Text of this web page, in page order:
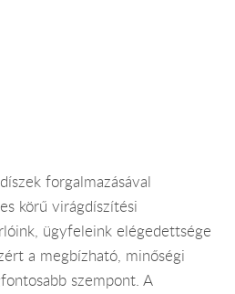
forgalmazásával
körű virágdíszítési
ügyfeleink elégedettsége
a megbízható, minőségi
szempont. A